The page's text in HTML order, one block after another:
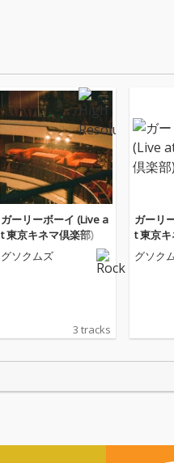
ガーリーボーイ (Live a
t 東京キネマ倶楽部)
グソクムズ
3 tracks
ガーリ
t 東京
グソク